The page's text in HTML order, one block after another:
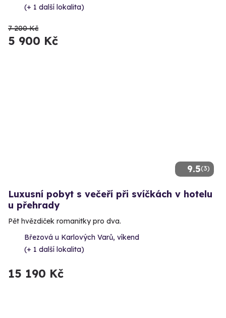
(+ 1 další lokalita)
7 200 Kč
5 900 Kč
9.5(3)
Luxusní pobyt s večeří při svíčkách v hotelu
u přehrady
Pět hvězdiček romanitky pro dva.
Březová u Karlových Varů, víkend
(+ 1 další lokalita)
15 190 Kč